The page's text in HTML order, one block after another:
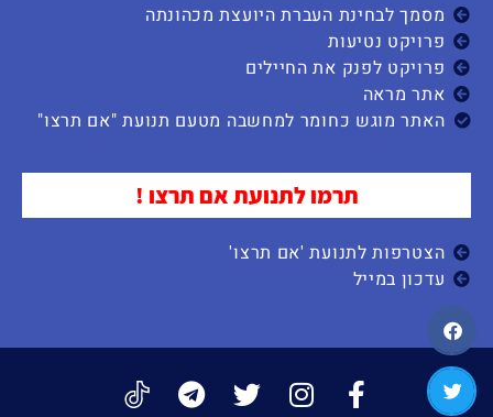
מסמך לבחינת העברת היועצת מכהונתה
פרויקט נטיעות
פרויקט לפנק את החיילים
אתר מראה
האתר מוגש כחומר למחשבה מטעם תנועת "אם תרצו"
תרמו לתנועת אם תרצו !
הצטרפות לתנועת 'אם תרצו'
עדכון במייל